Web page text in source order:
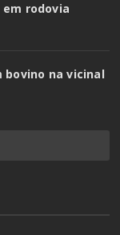
rodovia
na vicinal